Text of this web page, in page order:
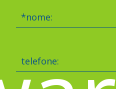
*nome:
telefone: